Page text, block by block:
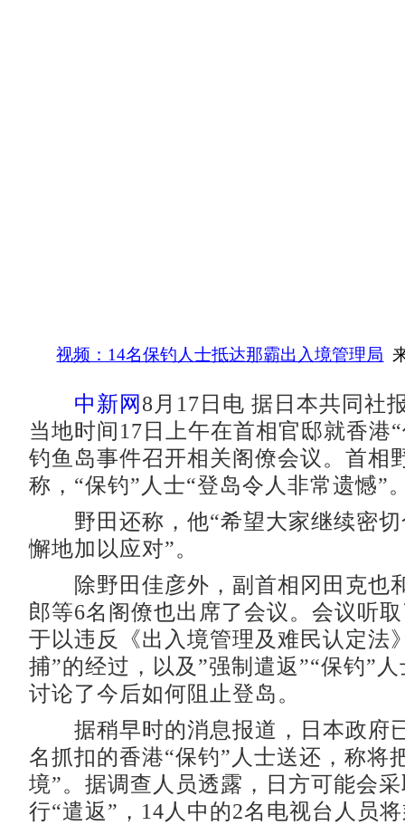
视频：14名保钓人士抵达那霸出入境管理局
中新网 8月17日电 据日本共同社
当地时间17日上午在首相官邸就香港
钓鱼岛事件召开相关阁僚会议。首相
称，“保钓”人士“登岛令人非常遗憾”
野田还称，他“希望大家继续密切
懈地加以应对”。
除野田佳彦外，副首相冈田克也
郎等6名阁僚也出席了会议。会议听
于以违反《出入境管理及难民认定法
捕”的经过，以及”强制遣返”“保钓”
讨论了今后如何阻止登岛。
据稍早时的消息报道，日本政府
名抓扣的香港“保钓”人士送还，称将
境”。据调查人员透露，日方可能会
行“遣返”，14人中的2名电视台人员